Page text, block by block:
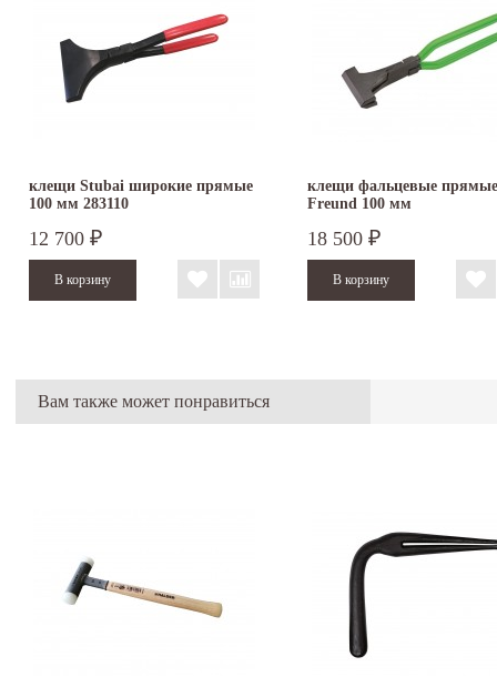
клещи Stubai широкие прямые
100 мм 283110
12 700 ₽
клещи фальцевые прямые
Freund 100 мм
18 500 ₽
Вам также может понравиться